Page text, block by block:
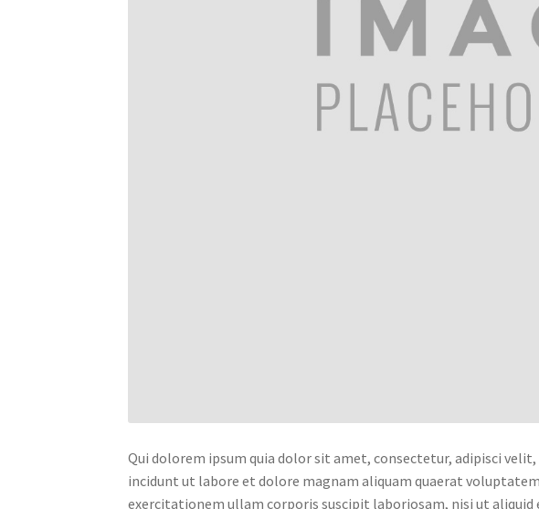
Qui dolorem ipsum quia dolor sit amet, consectetur, adipisci
incidunt ut labore et dolore magnam aliquam quaerat
exercitationem ullam corporis suscipit laboriosam, nisi ut aliquid